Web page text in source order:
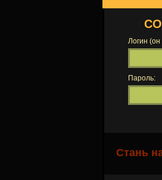
Логин (он
Пароль:
Стань